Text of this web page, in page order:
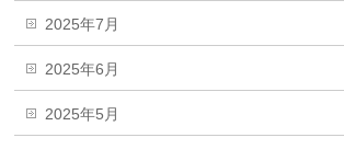
2025年7月
2025年6月
2025年5月